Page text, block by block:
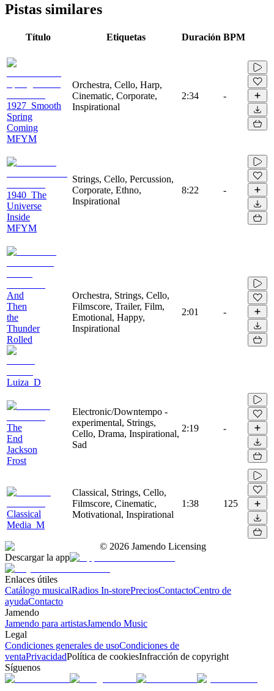
Pistas similares
Título Etiquetas Duración BPM
1927_Smooth
Spring
Coming
MFYM
Orchestra, Cello, Harp,
Cinematic, Corporate,
Inspirational
2:34 -
1940_The
Universe
Inside
MFYM
Strings, Cello, Percussion,
Corporate, Ethno,
Inspirational
8:22 -
And
Then
the
Thunder
Rolled
Luiza_D
Orchestra, Strings, Cello,
Filmscore, Trailer, Film,
Emotional, Happy,
Inspirational
2:01 -
The
End
Jackson
Frost
Electronic/Downtempo -
experimental, Strings,
Cello, Drama, Inspirational,
Sad
2:19 -
Classical
Media_M
Classical, Strings, Cello,
Filmscore, Cinematic,
Motivational, Inspirational
1:38 125
© 2026 Jamendo Licensing
Descargar la app
Enlaces útiles
Catálogo musicalRadios In-storePreciosContactoCentro de
ayudaContacto
Jamendo
Jamendo para artistasJamendo Music
Legal
Condiciones generales de usoCondiciones de
ventaPrivacidadPolítica de cookiesInfracción de copyright
Síguenos